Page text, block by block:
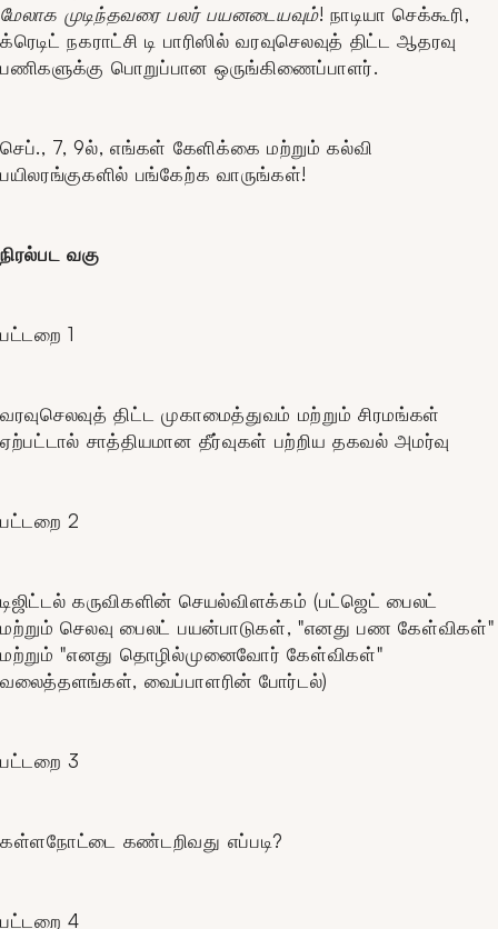
மேலாக முடிந்தவரை பலர் பயனடையவும்!நாடியா செக்கூரி,
க்ரெடிட் நகராட்சி டி பாரிஸில் வரவுசெலவுத் திட்ட ஆதரவு
பணிகளுக்கு பொறுப்பான ஒருங்கிணைப்பாளர்.
செப்., 7, 9ல், எங்கள் கேளிக்கை மற்றும் கல்வி
பயிலரங்குகளில் பங்கேற்க வாருங்கள்!
நிரல்பட வகு
பட்டறை 1
வரவுசெலவுத் திட்ட முகாமைத்துவம் மற்றும் சிரமங்கள்
ஏற்பட்டால் சாத்தியமான தீர்வுகள் பற்றிய தகவல் அமர்வு
பட்டறை 2
டிஜிட்டல் கருவிகளின் செயல்விளக்கம் (பட்ஜெட் பைலட்
மற்றும் செலவு பைலட் பயன்பாடுகள், "எனது பண கேள்விகள்"
மற்றும் "எனது தொழில்முனைவோர் கேள்விகள்"
வலைத்தளங்கள், வைப்பாளரின் போர்டல்)
பட்டறை 3
கள்ளநோட்டை கண்டறிவது எப்படி?
பட்டறை 4